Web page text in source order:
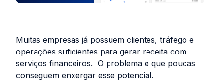
Muitas empresas já possuem clientes, tráfego e
operações suficientes para gerar receita com
serviços financeiros. O problema é que poucas
conseguem enxergar esse potencial.